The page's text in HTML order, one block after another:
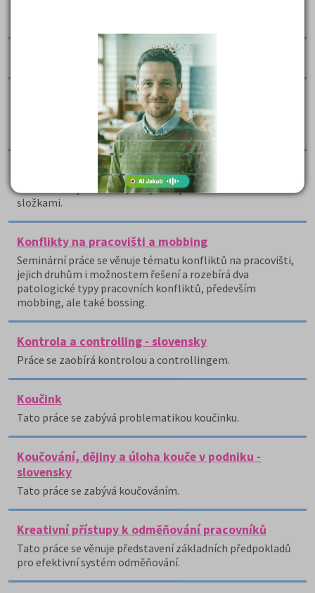
Konflikty a jejich řešení
Konflikty na pracovišti
Práce se velmi přehledně zabývá konflikty na pracovišti a
možnostmi, jak je řešit.
Konflikty na pracovišti
Práce definuje konflikt, zabývá se jeho úrovněmi a
složkami.
Konflikty na pracovišti a mobbing
Seminární práce se věnuje tématu konfliktů na pracovišti,
jejich druhům i možnostem řešení a rozebírá dva
patologické typy pracovních konfliktů, především
mobbing, ale také bossing.
Kontrola a controlling - slovensky
Práce se zaobírá kontrolou a controllingem.
Koučink
Tato práce se zabývá problematikou koučinku.
Koučování, dějiny a úloha kouče v podniku -
slovensky
Tato práce se zabývá koučováním.
Kreativní přístupy k odměňování pracovníků
Tato práce se věnuje představení základních předpokladů
pro efektivní systém odměňování.